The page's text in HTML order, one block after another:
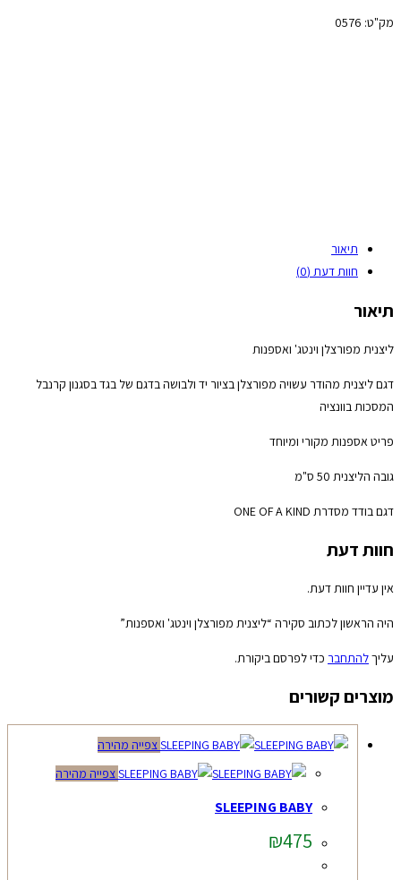
מק"ט: 0576
תיאור
חוות דעת (0)
תיאור
ליצנית מפורצלן וינטג' ואספנות
דגם ליצנית מהודר עשויה מפורצלן בציור יד ולבושה בדגם של בגד בסגנון קרנבל
המסכות בוונציה
פריט אספנות מקורי ומיוחד
גובה הליצנית 50 ס"מ
דגם בודד מסדרת ONE OF A KIND
חוות דעת
אין עדיין חוות דעת.
היה הראשון לכתוב סקירה “ליצנית מפורצלן וינטג' ואספנות”
עליךלהתחבר כדי לפרסם ביקורת.
מוצרים קשורים
צפייה מהירה
צפייה מהירה
SLEEPING BABY
₪475